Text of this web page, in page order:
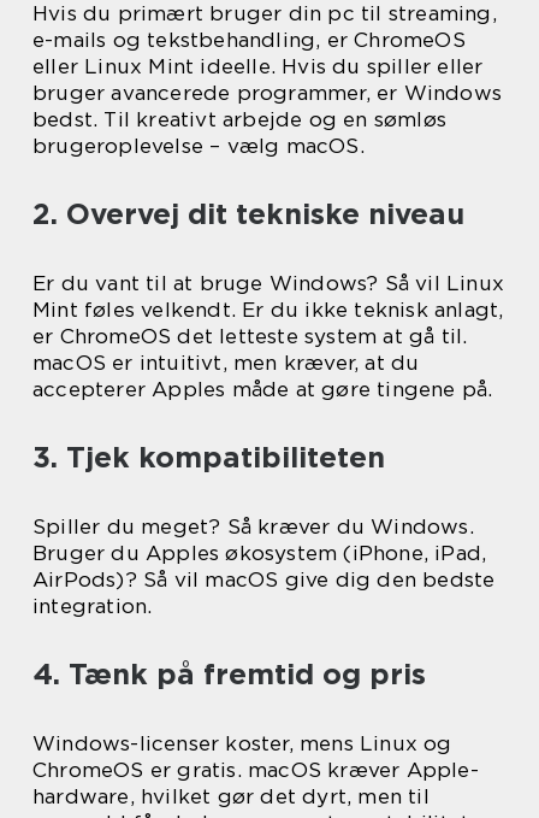
Hvis du primært bruger din pc til streaming,
e-mails og tekstbehandling, er ChromeOS
eller Linux Mint ideelle. Hvis du spiller eller
bruger avancerede programmer, er Windows
bedst. Til kreativt arbejde og en sømløs
brugeroplevelse – vælg macOS.
2. Overvej dit tekniske niveau
Er du vant til at bruge Windows? Så vil Linux
Mint føles velkendt. Er du ikke teknisk anlagt,
er ChromeOS det letteste system at gå til.
macOS er intuitivt, men kræver, at du
accepterer Apples måde at gøre tingene på.
3. Tjek kompatibiliteten
Spiller du meget? Så kræver du Windows.
Bruger du Apples økosystem (iPhone, iPad,
AirPods)? Så vil macOS give dig den bedste
integration.
4. Tænk på fremtid og pris
Windows-licenser koster, mens Linux og
ChromeOS er gratis. macOS kræver Apple-
hardware, hvilket gør det dyrt, men til